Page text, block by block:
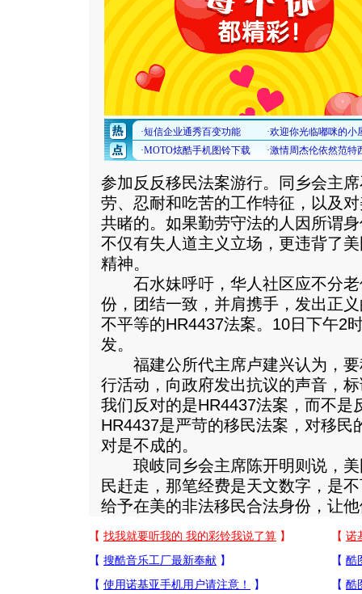
参加反反移民法案游行。同乡会主
劳、忍耐和吃苦的工作特征，以及
共睹的。如果勤劳守法的人因所谓
不仅有失人道主义立场，更违背了
精神。
石水妹呼吁，华人社区应不分老
份，团结一致，并肩携手，发出正
不平等的HR4437法案。10日下午2
发。
福建公所代主席卢建兴认为，要
行活动，向政府发出抗议的声音，
我们反对的是HR4437法案，而不是
HR4437是严苛的移民法案，对移民
对是不成的。
琅岐同乡会主席陈开明则说，美
民赶走，那笔经费是天文数字，是
给予在美的非法移民合法身份，让